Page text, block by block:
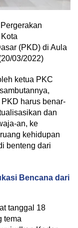
(PKD) di Aula
03/2022)
ketua PKC
harus benar-
dan
an, ke
kehidupan
benteng dari
Bencana dari
tanggal 18
tema